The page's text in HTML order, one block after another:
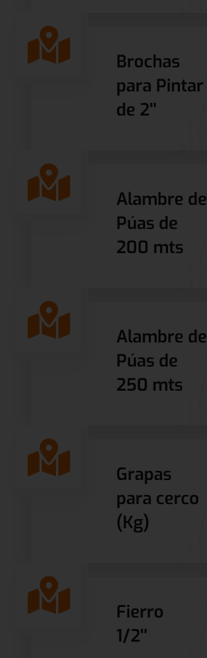
Brochas
para Pintar
de 2''
Alambre de
Púas de
200 mts
Alambre de
Púas de
250 mts
Grapas
para cerco
(Kg)
Fierro
1/2''